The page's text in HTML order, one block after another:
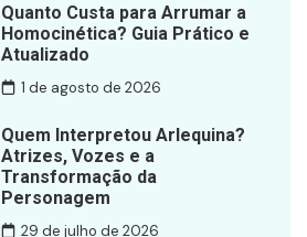
Quanto Custa para Arrumar a
Homocinética? Guia Prático e
Atualizado
1 de agosto de 2026
Quem Interpretou Arlequina?
Atrizes, Vozes e a
Transformação da
Personagem
29 de julho de 2026